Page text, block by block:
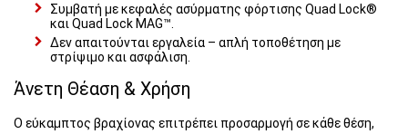
Συμβατή με κεφαλές ασύρματης φόρτισης Quad Lock®
και Quad Lock MAG™.
Δεν απαιτούνται εργαλεία – απλή τοποθέτηση με
στρίψιμο και ασφάλιση.
Άνετη Θέαση & Χρήση
Ο εύκαμπτος βραχίονας επιτρέπει προσαρμογή σε κάθε θέση,